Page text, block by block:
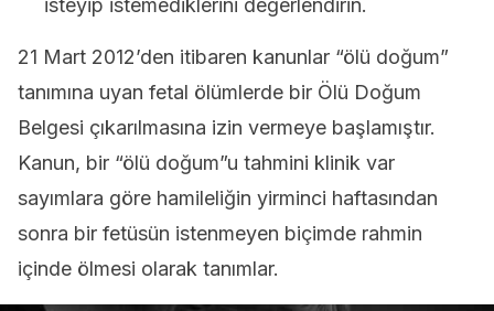
isteyip istemediklerini değerlendirin.
21 Mart 2012’den itibaren kanunlar “ölü doğum”
tanımına uyan fetal ölümlerde bir Ölü Doğum
Belgesi çıkarılmasına izin vermeye başlamıştır.
Kanun, bir “ölü doğum”u tahmini klinik var
sayımlara göre hamileliğin yirminci haftasından
sonra bir fetüsün istenmeyen biçimde rahmin
içinde ölmesi olarak tanımlar.